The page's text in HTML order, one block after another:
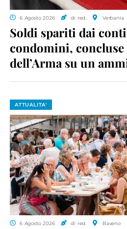
6 Agosto 2026 di red. Verbania
Soldi spariti dai
condomini,
dell’Arma su un
ATTUALITA'
6 Agosto 2026 di red. Baveno